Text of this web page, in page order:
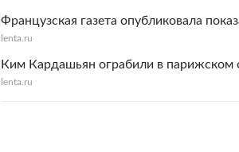
Французская газета опубликовала
lenta.ru
Ким Кардашьян ограбили в парижском
lenta.ru